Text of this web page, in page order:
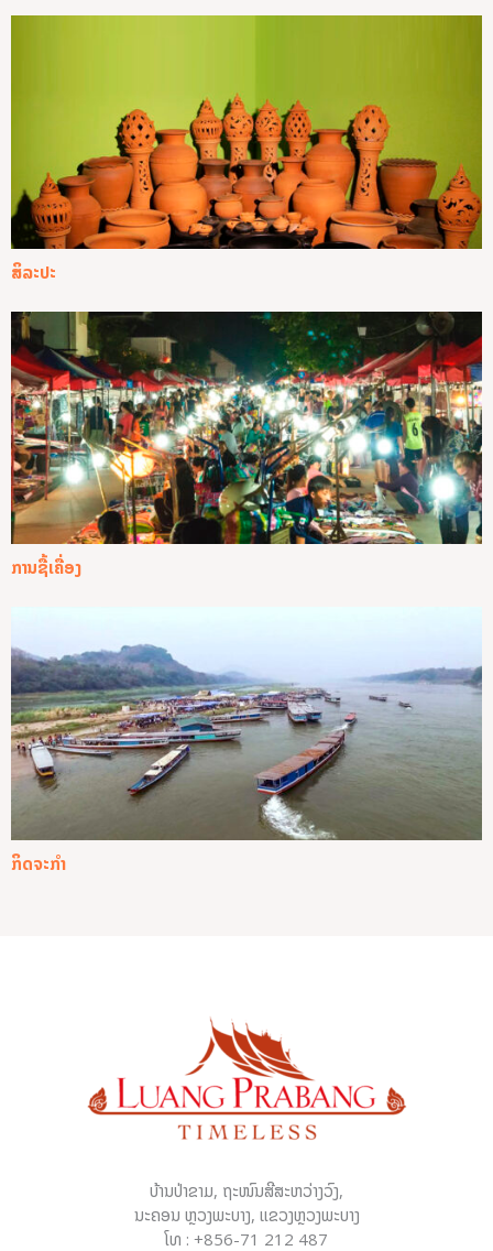
ສິລະປະ
ການຊື້ເຄື່ອງ
ກິດຈະກໍາ
ບ້ານປ່າຂາມ, ຖະໜົນສີສະຫວ່າງວົງ,
ນະຄອນ ຫຼວງພະບາງ, ແຂວງຫຼວງພະບາງ
ໂທ : +856-71 212 487